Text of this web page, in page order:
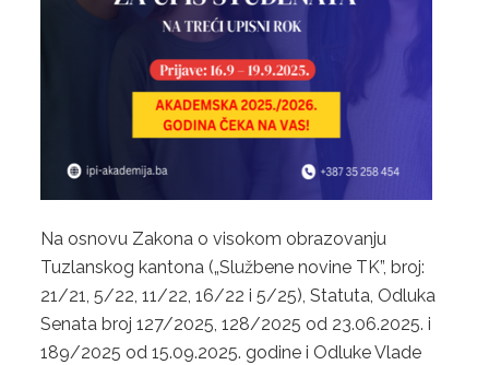
Na osnovu Zakona o visokom obrazovanju
Tuzlanskog kantona („Službene novine TK”, broj:
21/21, 5/22, 11/22, 16/22 i 5/25), Statuta, Odluka
Senata broj 127/2025, 128/2025 od 23.06.2025. i
189/2025 od 15.09.2025. godine i Odluke Vlade
MEĐUNARODNA SARADNJA
STUDY PROGRAMS
CONTACT US
PRIJAVE